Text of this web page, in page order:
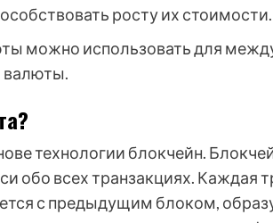
росту их стоимости.
можно использовать для
валюты.
технологии блокчейн.
обо всех транзакциях. Каждая
с предыдущим блоком,